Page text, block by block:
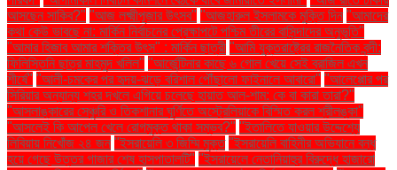
আসছেন সাকিব?" "আজ লক্ষ্মীপূজার উৎসব" "আজহারুল ইসলামকে মুক্তি দিন "আমাদের
কথা কেউ ভাবছে না: মার্কিন নির্বাচনের প্রেক্ষাপটে পশ্চিম তীরের বাসিন্দাদের অনুভূতি"
"আমার হিজাব আমার শক্তির উৎস" : মার্কিন ছাত্রী "আমি যুক্তরাষ্ট্রের রাজনৈতিক বন্দী:
ফিলিস্তিনি ছাত্র মাহমুদ খলিল" "আর্জেন্টিনার কাছে ৬ গোল খেয়ে সেই ব্রাজিল এখন
শীর্ষে" "আলী-চমকের পর হৃদয়-ঝড়ে বরিশাল পৌঁছালো ফাইনালে আবারো" "আলেপ্পোর পর
সিরিয়ার অন্যান্য শহর দখলে এগিয়ে চলেছে হায়াত আল-শাম: কে বা কারা তারা?"
"আসলাঙ্কারের সেঞ্চুরি ও তিকশানার ঘূর্ণিতে অস্ট্রেলিয়াকে বিস্মিত করল শ্রীলঙ্কা"
"আসলেই কি আপেল খেলে রোগমুক্ত থাকা সম্ভব?" "ইতালিতে যাওয়ার উদ্দেশ্যে
লিবিয়ায় নিখোঁজ ২৪ জন "ইসরায়েলি ৩ জিম্মি মুক্ত "ইসরায়েলি বাহিনীর অভিযানে বন্ধ
হয়ে গেছে উত্তর গাজার শেষ হাসপাতালটি" "ইসরায়েলে নেতানিয়াহুর বিরুদ্ধে হাজারো